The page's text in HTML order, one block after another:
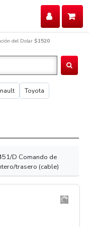
del Dolar $1520
Toyota
D Comando de
trasero (cable)